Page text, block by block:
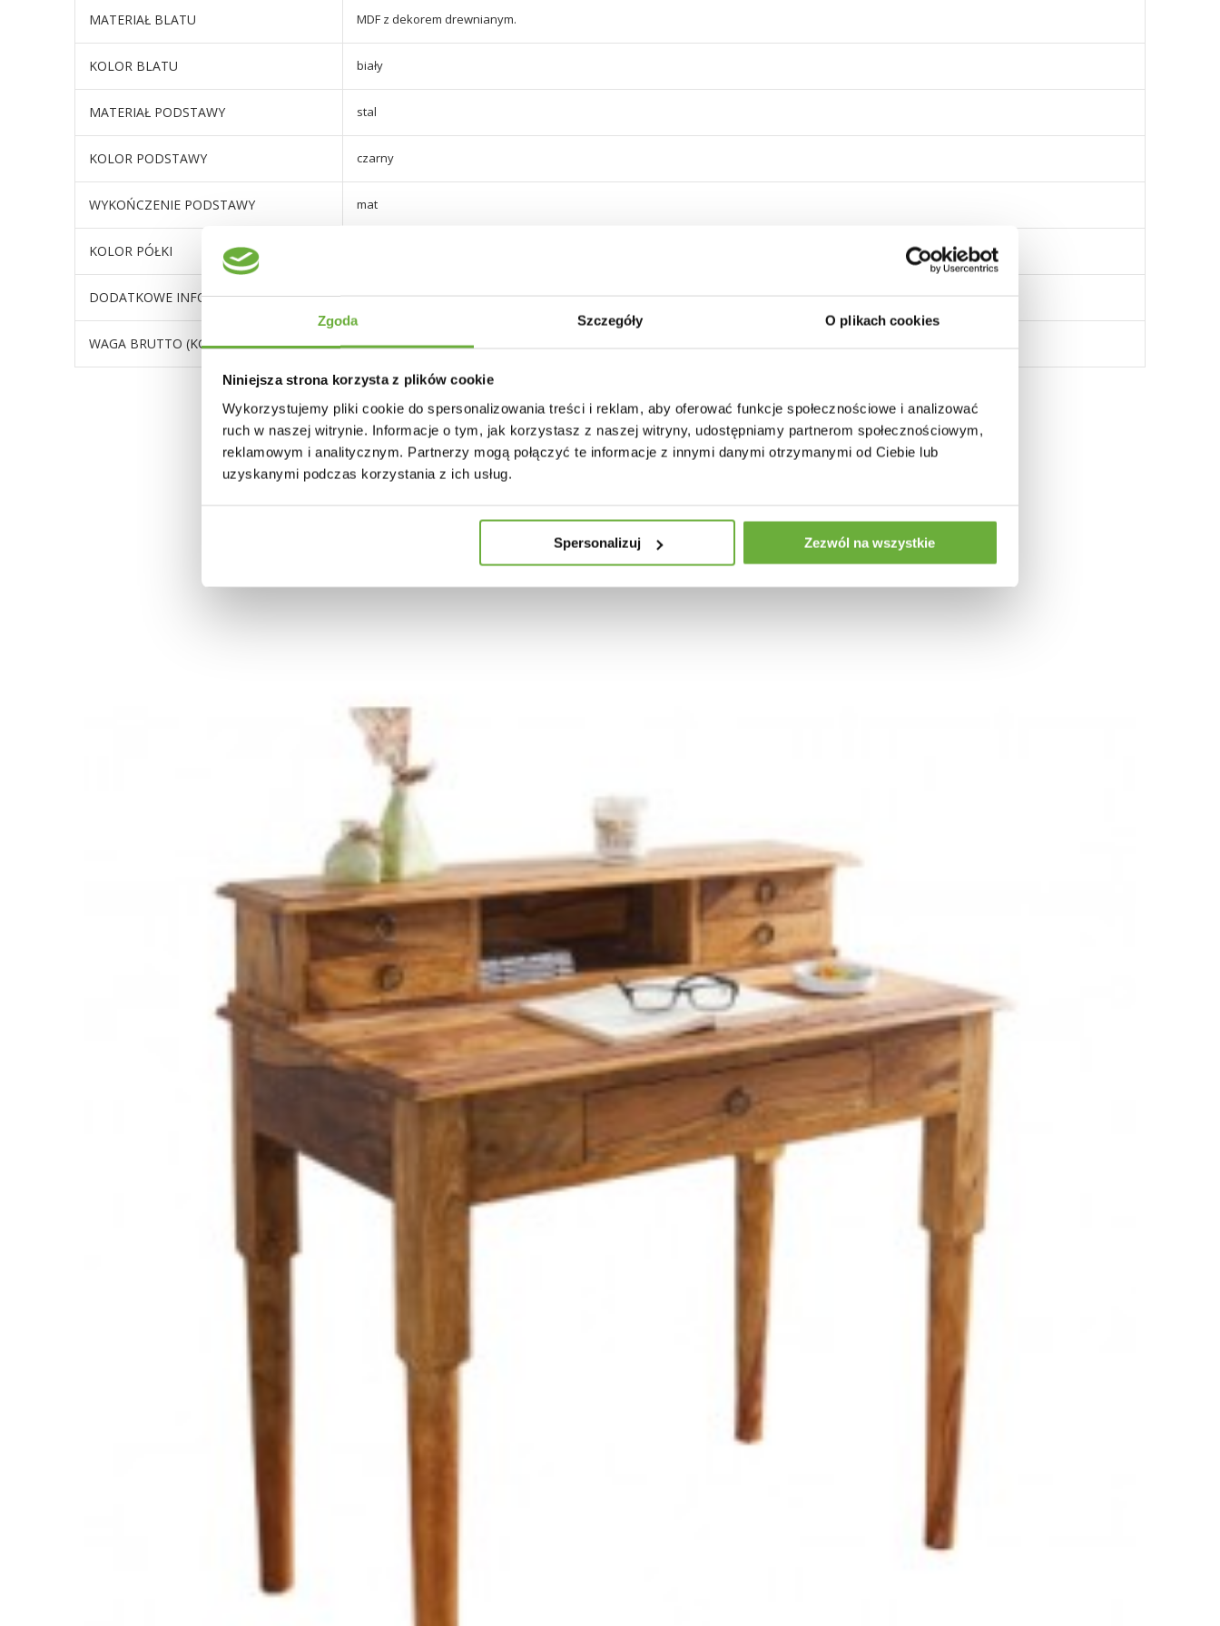
Zgoda Szczegóły O plikach cookies
Niniejsza strona korzysta z plików cookie
Wykorzystujemy pliki cookie do spersonalizowania treści i reklam, aby oferować funkcje społecznościowe i analizować
ruch w naszej witrynie. Informacje o tym, jak korzystasz z naszej witryny, udostępniamy partnerom społecznościowym,
reklamowym i analitycznym. Partnerzy mogą połączyć te informacje z innymi danymi otrzymanymi od Ciebie lub
uzyskanymi podczas korzystania z ich usług.
Spersonalizuj Zezwól na wszystkie
MATERIAŁ BLATU MDF z dekorem drewnianym.
KOLOR BLATU biały
MATERIAŁ PODSTAWY stal
KOLOR PODSTAWY czarny
WYKOŃCZENIE PODSTAWY mat
KOLOR PÓŁKI
DODATKOWE INFORMACJE maksymalne obciążenie: 100 kg
WAGA BRUTTO (KG) 28
30 INNYCH PRODUKTÓW W TEJ SAMEJ KATEGORII: